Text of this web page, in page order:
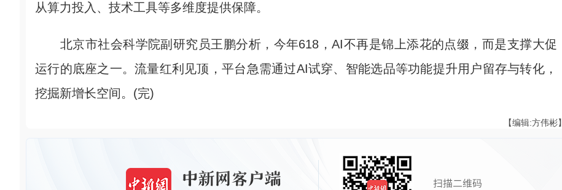
从算力投入、技术工具等多维度提供保障。
北京市社会科学院副研究员王鹏分析，今年618，AI不再是锦上添花的点缀，而是支撑大促
运行的底座之一。流量红利见顶，平台急需通过AI试穿、智能选品等功能提升用户留存与转化，
挖掘新增长空间。(完)
【编辑:方伟彬】